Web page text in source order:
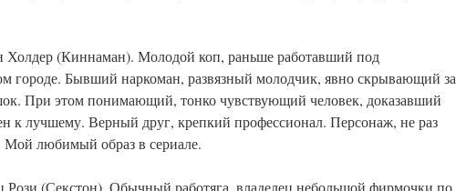
Холдер (Киннаман). Молодой коп, раньше работавший под
городе. Бывший наркоман, развязный молодчик, явно скрывающий за
При этом понимающий, тонко чувствующий человек, доказавший
к лучшему. Верный друг, крепкий профессионал. Персонаж, не раз
Мой любимый образ в сериале.
Рози (Секстон). Обычный работяга, владелец небольшой фирмочки по